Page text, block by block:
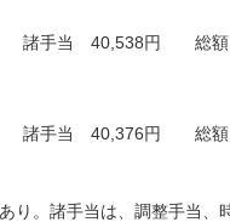
諸手当 40,538円 総額
諸手当 40,376円 総
り。諸手当は、調整手当、